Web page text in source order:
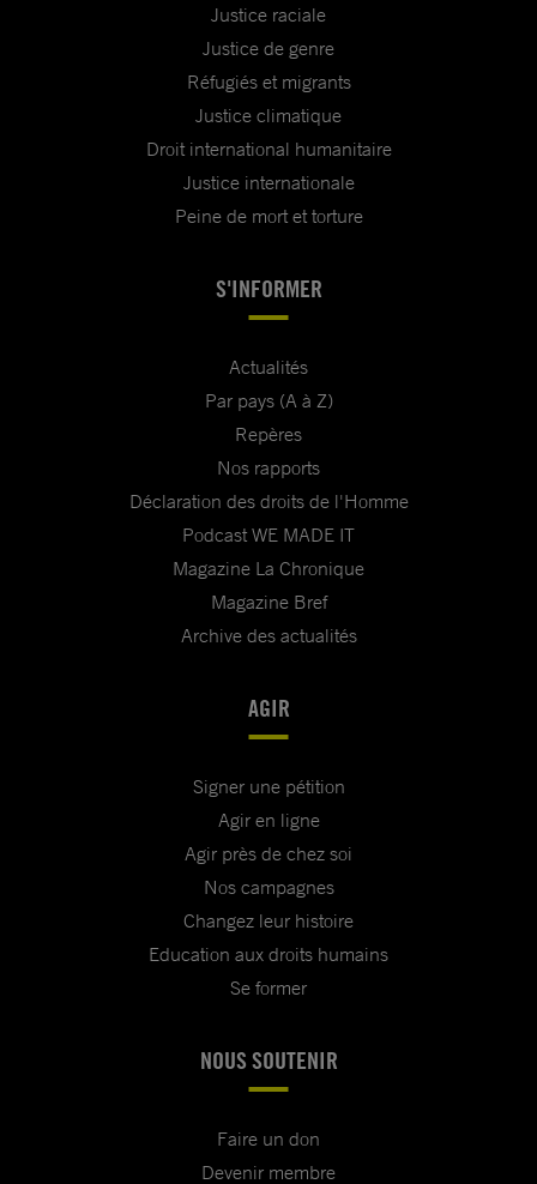
Justice raciale
Justice de genre
Réfugiés et migrants
Justice climatique
Droit international humanitaire
Justice internationale
Peine de mort et torture
S'INFORMER
Actualités
Par pays (A à Z)
Repères
Nos rapports
Déclaration des droits de l'Homme
Podcast WE MADE IT
Magazine La Chronique
Magazine Bref
Archive des actualités
AGIR
Signer une pétition
Agir en ligne
Agir près de chez soi
Nos campagnes
Changez leur histoire
Education aux droits humains
Se former
NOUS SOUTENIR
Faire un don
Devenir membre